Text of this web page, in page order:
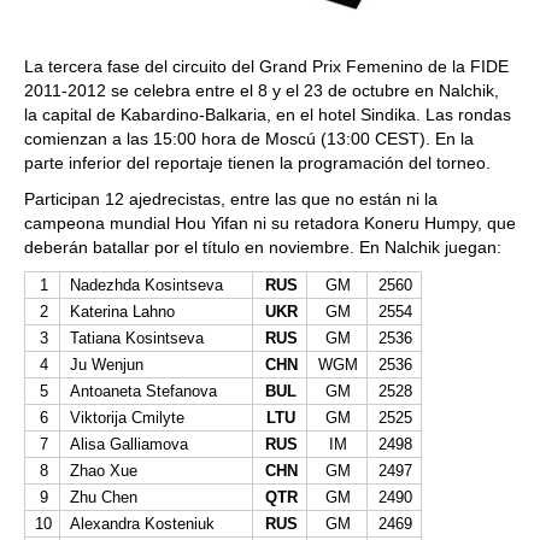
La tercera fase del circuito del Grand Prix Femenino de la FIDE
2011-2012 se celebra entre el 8 y el 23 de octubre en Nalchik,
la capital de Kabardino-Balkaria, en el hotel Sindika. Las rondas
comienzan a las 15:00 hora de Moscú (13:00 CEST).
En la
parte inferior del reportaje tienen la programación del torneo.
Participan 12 ajedrecistas, entre las que no están ni la
campeona mundial Hou Yifan ni su retadora Koneru Humpy, que
deberán batallar por el título en noviembre En Nalchik juegan:
1 Nadezhda Kosintseva RUS GM
2560
2
Katerina Lahno UKR GM
2554
3
Tatiana Kosintseva RUS GM
2536
4
Ju Wenjun CHN WGM
2536
5
Antoaneta Stefanova BUL GM
2528
6
Viktorija Cmilyte LTU GM
2525
7
Alisa Galliamova RUS IM
2498
8
Zhao Xue CHN GM
2497
9
Zhu Chen QTR GM
2490
10
Alexandra Kosteniuk RUS GM 2469